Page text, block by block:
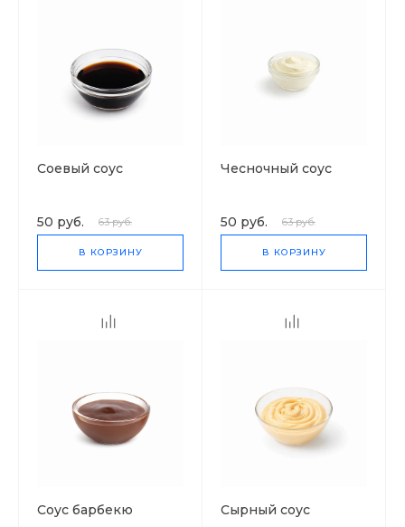
Соевый соус
50 руб. 63 руб.
В КОРЗИНУ
Чесночный соус
50 руб. 63 руб.
В КОРЗИНУ
Соус барбекю Сырный соус